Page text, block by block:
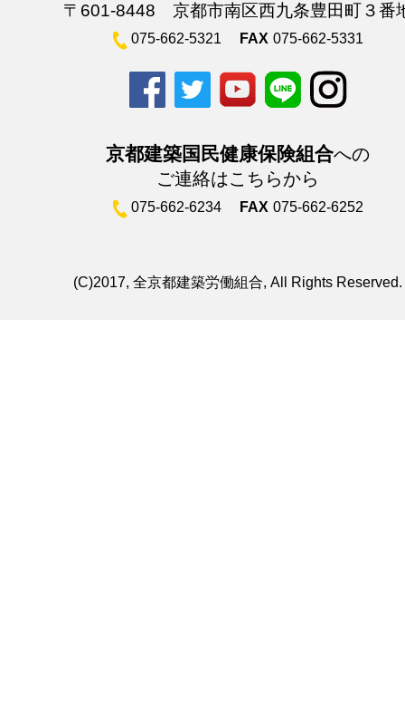
〒601-8448 京都市南区西九条豊田町３番
075-662-5321 FAX 075-662-5331
京都建築国民健康保険組合への
ご連絡はこちらから
075-662-6234 FAX 075-662-6252
(C)2017, 全京都建築労働組合, All Rights Reserved.